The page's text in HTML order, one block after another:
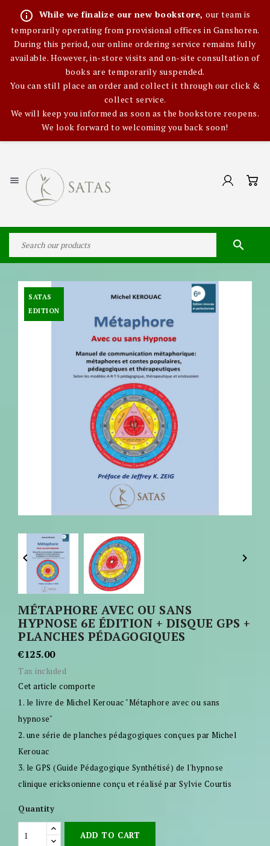
info_outline While we finalize our new bookstore,our team is
temporarily operating from provisional offices in Ganshoren.
During this period, our online ordering service remains fully
available. However, in-store visits and on-site consultation of
books are temporarily suspended.
You can still place an order and collect it through our click &
collect service.
We will keep you informed as soon as the bookstore reopens.
We look forward to welcoming you back soon!


SATAS
EDITION
 
MÉTAPHORE AVEC OU SANS
HYPNOSE 6E ÉDITION + DISQUE GPS +
PLANCHES PÉDAGOGIQUES
€125.00
Tax included
Cet article comporte
1. le livre de Michel Kerouac "Métaphore avec ou sans
hypnose"
2. une série de planches pédagogiques conçues par Michel
Kerouac
3. le GPS (Guide Pédagogique Synthétisé) de l'hypnose
clinique ericksonienne conçu et réalisé par Sylvie Courtis
Quantity
ADD TO CART